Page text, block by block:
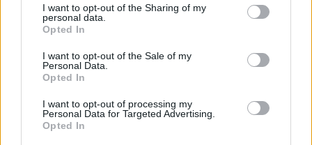
not limited to your visit or usage behaviour. You may click to
grant or deny consent to Google and its third-party tags to
use your data for below specified purposes in below Google
consent section.
I want to opt-out of the Sharing of my
personal data.
Opted In
I want to opt-out of the Sale of my
Personal Data.
Opted In
I want to opt-out of processing my
Personal Data for Targeted Advertising.
Opted In
Cómo hacer tarta de queso en freidora de aire
perfecta: guía definitiva
Diego Romero · 7 Ago 2026
RECETAS